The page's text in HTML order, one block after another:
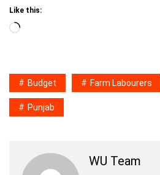
Like this:
Loading…
Budget Farm Labourers
Punjab
WU Team